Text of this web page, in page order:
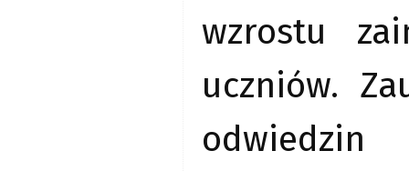
wzrostu
uczniów.
odwiedzin